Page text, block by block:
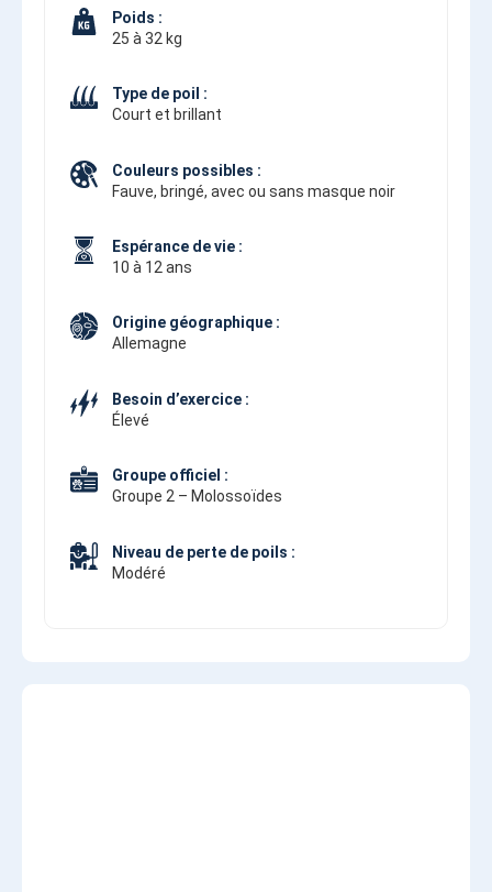
Poids :
25 à 32 kg
Type de poil :
Court et brillant
Couleurs possibles :
Fauve, bringé, avec ou sans masque noir
Espérance de vie :
10 à 12 ans
Origine géographique :
Allemagne
Besoin d’exercice :
Élevé
Groupe officiel :
Groupe 2 – Molossoïdes
Niveau de perte de poils :
Modéré